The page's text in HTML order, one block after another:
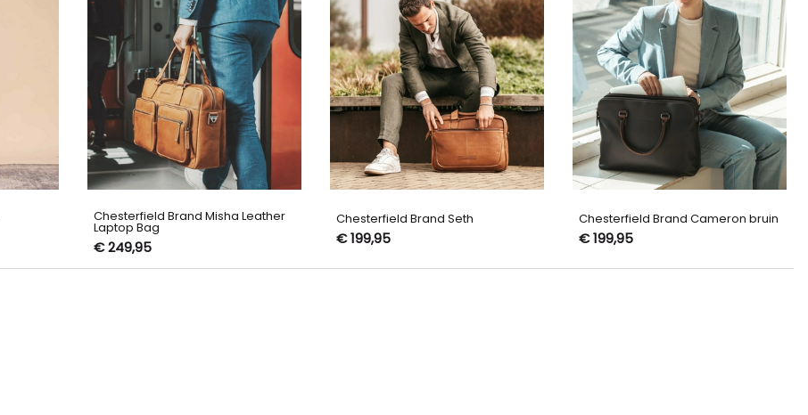
Chesterfield Brand Misha Leather
Laptop Bag
€ 249,95
Chesterfield Brand Seth
€ 199,95
Chesterfield Brand Cameron bruin
€ 199,95